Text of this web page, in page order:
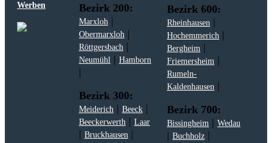
Werben
Bezirk 200:
Marxloh|
Obermarxloh|
Röttgersbach|
Neumühl| Hamborn
|
Bezirk 300:
Meiderich| Beeck|
Beeckerwerth| Laar
| Bruckhausen|
Bezirk 600:
Rheinhausen|
Hochemmerich|
Bergheim|
Friemersheim|
Rumeln-
Kaldenhausen|
Bezirk 700:
Bissingheim| Wedau
| Buchholz|